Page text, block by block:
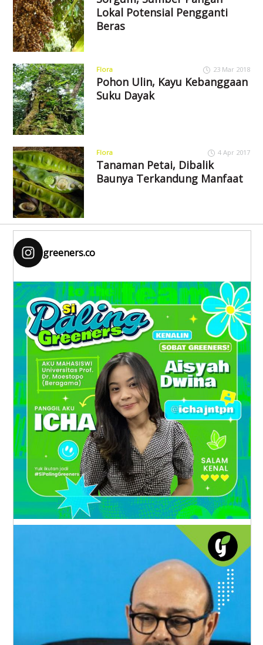
Lokal Potensial Pengganti
Beras
Flora 23 Mar 2018
Pohon Ulin, Kayu Kebanggaan
Suku Dayak
Flora 4 Apr 2017
Tanaman Petai, Dibalik
Baunya Terkandung Manfaat
greeners.co